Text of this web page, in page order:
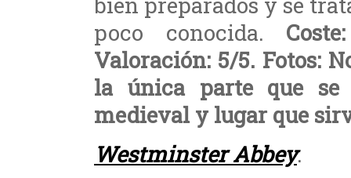
poco conocida.
Valoración: 5/5. Fotos:
la única parte que se
medieval y lugar que
Westminster Abbey.